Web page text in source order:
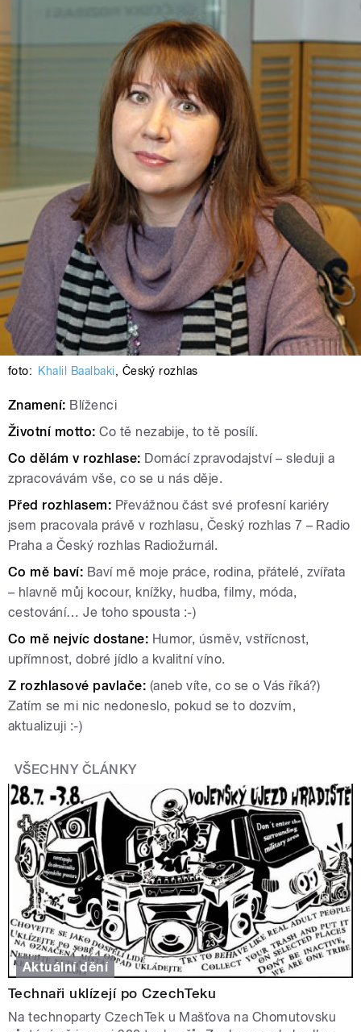
foto: Khalil Baalbaki, Český rozhlas
Znamení: Blíženci
Životní motto: Co tě nezabije, to tě posílí.
Co dělám v rozhlase: Domácí zpravodajství – sleduji a
zpracovávám vše, co se u nás děje.
Před rozhlasem: Převážnou část své profesní kariéry
jsem pracovala právě v rozhlasu, Český rozhlas 7 – Radio
Praha a Český rozhlas Radiožurnál.
Co mě baví: Baví mě moje práce, rodina, přátelé, zvířata
– hlavně můj kocour, knížky, hudba, filmy, móda,
cestování… Je toho spousta :-)
Co mě nejvíc dostane: Humor, úsměv, vstřícnost,
upřímnost, dobré jídlo a kvalitní víno.
Z rozhlasové pavlače: (aneb víte, co se o Vás říká?)
Zatím se mi nic nedoneslo, pokud se to dozvím,
aktualizuji :-)
VŠECHNY ČLÁNKY
Aktuální dění
Technaři uklízejí po CzechTeku
Na technoparty CzechTek u Mašťova na Chomutovsku